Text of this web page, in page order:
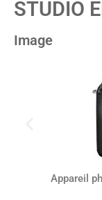
STUDIO
Image
Appareil